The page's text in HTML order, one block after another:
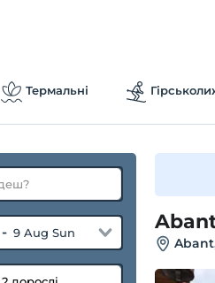
Термальні
- 9 Aug Sun